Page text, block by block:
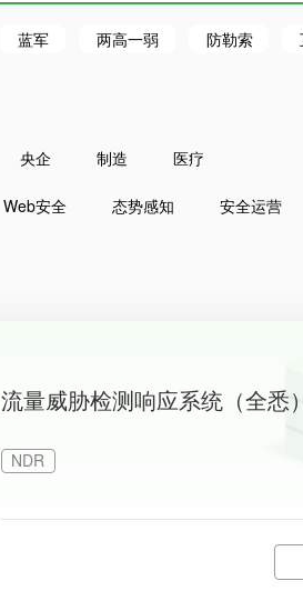
蓝军 两高一弱 防勒索
央企 制造 医疗
Web安全 态势感知 安全运营
流量威胁检测响应系统（全悉）
NDR